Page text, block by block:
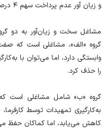
و زیان آور عدم پرداخت سهم ۴ درصد توسط کارفرمایان است.
مشاغل سخت و زیان‌آور به دو
گروه «الف»، مشاغلی است که
وابستگی دارد، اما می‌توان با
را حذف کرد.
گروه «ب» شامل مشاغلی است
به‌کارگیری تمهیدات توسط
کاهش می‌یابد، اما کماکان حفظ